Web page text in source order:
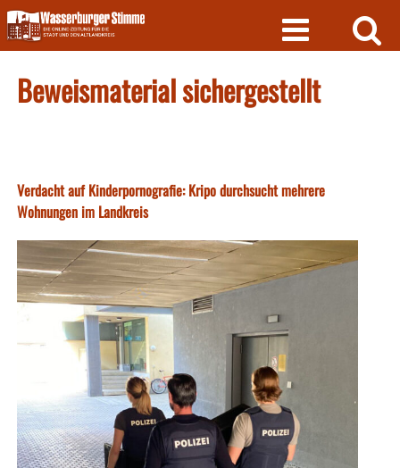
Skip
to
content
Beweismaterial sichergestellt
Verdacht auf Kinderpornografie: Kripo durchsucht mehrere
Wohnungen im Landkreis